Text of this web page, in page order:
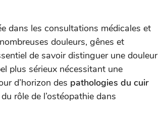
dans les consultations médicales et
douleurs, gênes et
de savoir distinguer une douleur
plus sérieux nécessitant une
d’horizon des pathologies du cuir
rôle de l’ostéopathie dans